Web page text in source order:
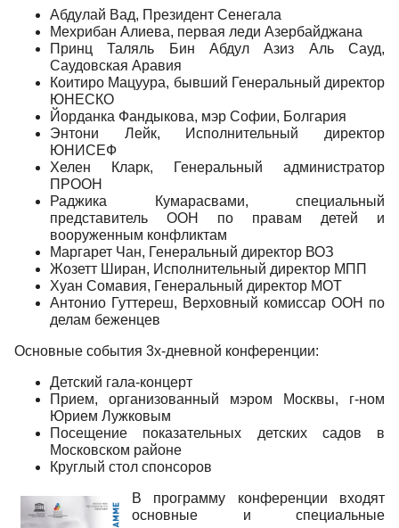
Абдулай Вад, Президент Сенегала
Мехрибан Алиева, первая леди Азербайджана
Принц Таляль Бин Абдул Азиз Аль Сауд,
Саудовская Аравия
Коитиро Мацуура, бывший Генеральный директор
ЮНЕСКО
Йорданка Фандыкова, мэр Софии, Болгария
Энтони Лейк, Исполнительный директор
ЮНИСЕФ
Хелен Кларк, Генеральный администратор
ПРООН
Раджика Кумарасвами, специальный
представитель ООН по правам детей и
вооруженным конфликтам
Маргарет Чан, Генеральный директор ВОЗ
Жозетт Ширан, Исполнительный директор МПП
Хуан Сомавия, Генеральный директор МОТ
Антонио Гуттереш, Верховный комиссар ООН по
делам беженцев
Основные события 3х-дневной конференции:
Детский гала-концерт
Прием, организованный мэром Москвы, г-ном
Юрием Лужковым
Посещение показательных детских садов в
Московском районе
Круглый стол спонсоров
В программу конференции входят
основные и специальные